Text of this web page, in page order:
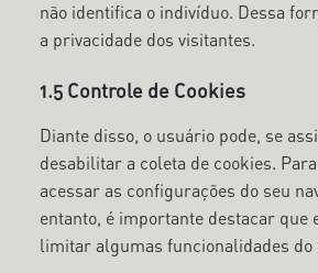
não identifica o indivíduo. Dessa
a privacidade dos visitantes.
1.5 Controle de Cookies
Diante disso, o usuário pode, se
desabilitar a coleta de cookies.
acessar as configurações do seu
entanto, é importante destacar que
limitar algumas funcionalidades do